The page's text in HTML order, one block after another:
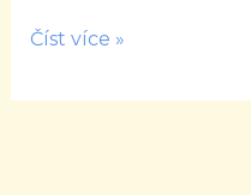
Číst více »